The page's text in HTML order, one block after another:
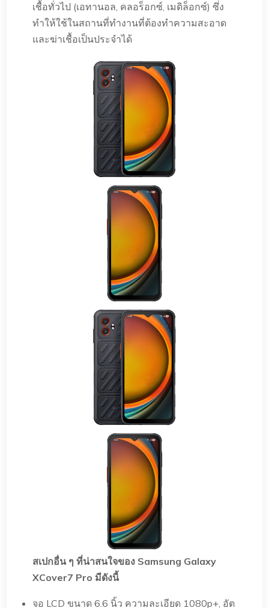
เชื้อทั่วไป (เอทานอล, คลอร็อกซ์, เมดิล็อกซ์) ซึ่ง
ทำให้ใช้ในสถานที่ทำงานที่ต้องทำความสะอาด
และฆ่าเชื้อเป็นประจำได้
สเปกอื่น ๆ ที่น่าสนใจของ Samsung Galaxy
XCover7 Pro มีดังนี้
จอ LCD ขนาด 6.6 นิ้ว ความละเอียด 1080p+, อัต